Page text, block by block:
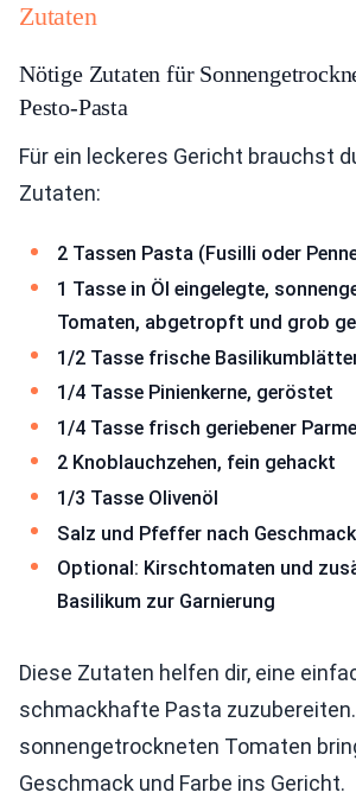
Zutaten
Nötige Zutaten für
Pesto-Pasta
Für ein leckeres Gericht brauchst
Zutaten:
2 Tassen Pasta (Fusilli oder
1 Tasse in Öl eingelegte,
Tomaten, abgetropft und grob
1/2 Tasse frische
1/4 Tasse Pinienkerne, geröstet
1/4 Tasse frisch geriebener
2 Knoblauchzehen, fein gehackt
1/3 Tasse Olivenöl
Salz und Pfeffer nach Geschmack
Optional: Kirschtomaten und
Basilikum zur Garnierung
Diese Zutaten helfen dir, eine
schmackhafte Pasta zuzubereiten.
sonnengetrockneten Tomaten
Geschmack und Farbe ins Gericht.